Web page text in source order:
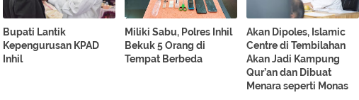
Bupati Lantik
Kepengurusan KPAD
Inhil
Miliki Sabu, Polres Inhil
Bekuk 5 Orang di
Tempat Berbeda
Akan Dipoles, Islamic
Centre di Tembilahan
Akan Jadi Kampung
Qur’an dan Dibuat
Menara seperti Monas